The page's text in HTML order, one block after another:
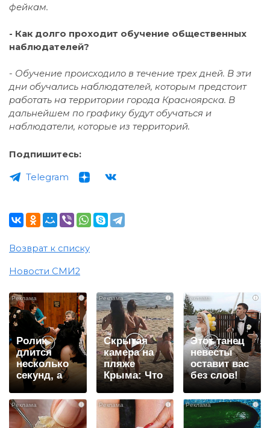
фейкам.
- Как долго проходит обучение общественных
наблюдателей?
- Обучение происходило в течение трех дней. В эти
дни обучались наблюдателей, которым предстоит
работать на территории города Красноярска. В
дальнейшем по графику будут обучаться и
наблюдатели, которые из территорий.
Подпишитесь:
Telegram
Возврат к списку
Новости СМИ2
i
Ролик
длится
несколько
секунд, а
смеяться
вы будете
долго
i
Скрытая
камера на
пляже
Крыма: Что
люди
вытворяют,
когда их не
видят...
i
Этот танец
невесты
оставит вас
без слов!
Пересмотрела
10 раз
i i i